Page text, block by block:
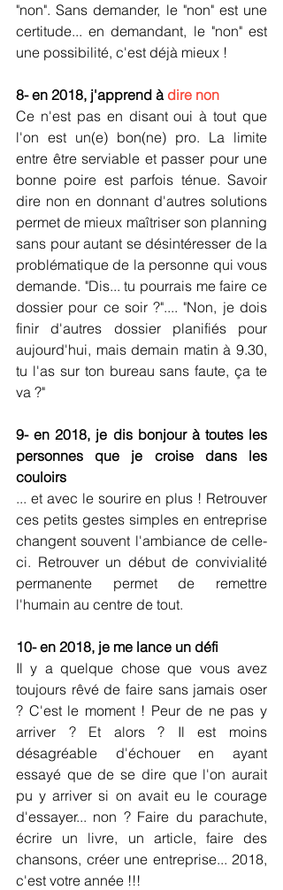
"non". Sans demander, le "non" est une
certitude... en demandant, le "non" est
une possibilité, c'est déjà mieux !
8- en 2018, j'apprend à dire non
Ce n'est pas en disant oui à tout que
l'on est un(e) bon(ne) pro. La limite
entre être serviable et passer pour une
bonne poire est parfois ténue. Savoir
dire non en donnant d'autres solutions
permet de mieux maîtriser son planning
sans pour autant se désintéresser de la
problématique de la personne qui vous
demande. "Dis... tu pourrais me faire ce
dossier pour ce soir ?".... "Non, je dois
finir d'autres dossier planifiés pour
aujourd'hui, mais demain matin à 9.30,
tu l'as sur ton bureau sans faute, ça te
va ?"
9- en 2018, je dis bonjour à toutes les
personnes que je croise dans les
couloirs
... et avec le sourire en plus ! Retrouver
ces petits gestes simples en entreprise
changent souvent l'ambiance de celle-
ci. Retrouver un début de convivialité
permanente permet de remettre
l'humain au centre de tout.
10- en 2018, je me lance un défi
Il y a quelque chose que vous avez
toujours rêvé de faire sans jamais oser
? C'est le moment ! Peur de ne pas y
arriver ? Et alors ? Il est moins
désagréable d'échouer en ayant
essayé que de se dire que l'on aurait
pu y arriver si on avait eu le courage
d'essayer... non ? Faire du parachute,
écrire un livre, un article, faire des
chansons, créer une entreprise... 2018,
c'est votre année !!!